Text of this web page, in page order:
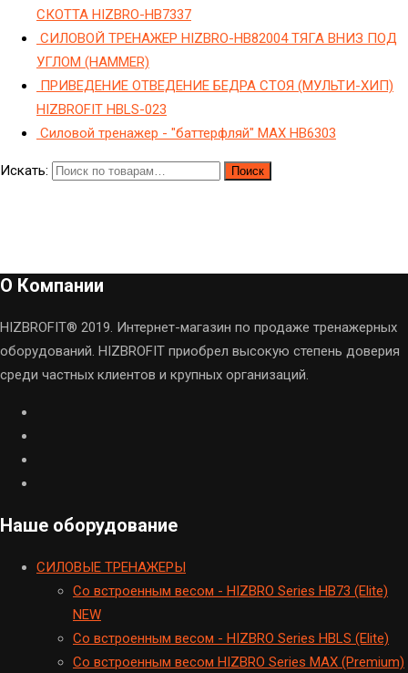
СКОТТА HIZBRO-HB7337
СИЛОВОЙ ТРЕНАЖЕР HIZBRO-HB82004 ТЯГА ВНИЗ ПОД
УГЛОМ (HAMMER)
ПРИВЕДЕНИЕ ОТВЕДЕНИЕ БЕДРА СТОЯ (МУЛЬТИ-ХИП)
HIZBROFIT HBLS-023
Силовой тренажер - "баттерфляй" МAX HB6303
Искать: Поиск
О Компании
HIZBROFIT® 2019. Интернет-магазин по продаже тренажерных
оборудований. HIZBROFIT приобрел высокую степень доверия
среди частных клиентов и крупных организаций.
Наше оборудование
CИЛОВЫЕ ТРЕНАЖЕРЫ
Cо встроенным весом - HIZBRO Series HB73 (Elite)
NEW
Cо встроенным весом - HIZBRO Series HBLS (Elite)
Со встроенным весом HIZBRO Series MAX (Premium)